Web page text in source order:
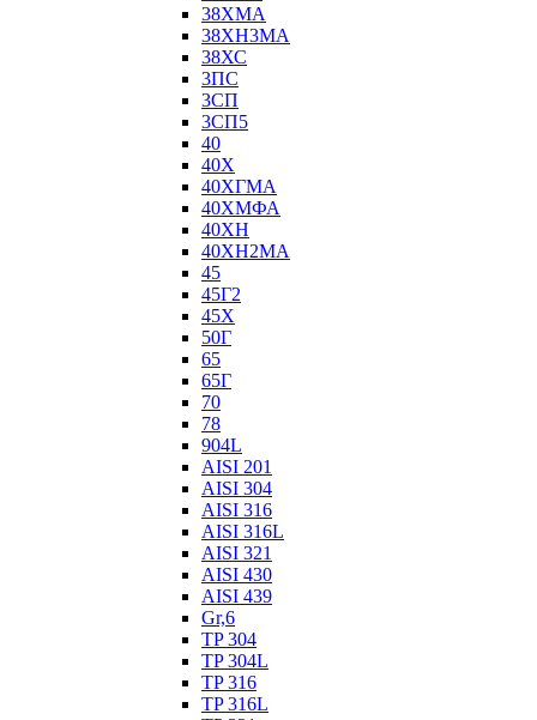
38ХМА
38ХН3МА
38ХС
3ПС
3СП
3СП5
40
40Х
40ХГМА
40ХМФА
40ХН
40ХН2МА
45
45Г2
45Х
50Г
65
65Г
70
78
904L
AISI 201
AISI 304
AISI 316
AISI 316L
AISI 321
AISI 430
AISI 439
Gr,6
TP 304
TP 304L
TP 316
TP 316L